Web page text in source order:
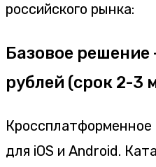
российского рынка:
Базовое решение
рублей (срок 2-3
для iOS и Android.